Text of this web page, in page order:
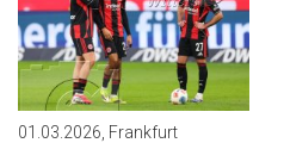
01.03.2026, Frankfurt